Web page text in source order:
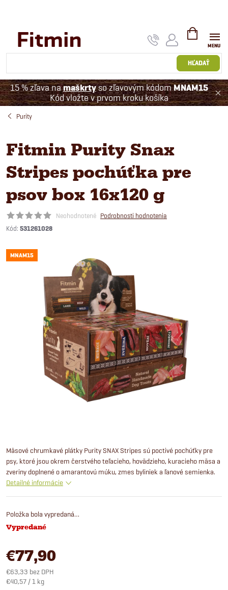
HĽADAŤ
NÁKUPNÝ
KOŠÍK
15 % zľava namaškrtyso zľavovým kódomMNAM15
Kód vložte v prvom kroku košíka
Purity
Fitmin Purity Snax
Stripes pochúťka pre
psov box 16x120 g
Neohodnotené Podrobnosti hodnotenia
Kód: 531261028
MNAM15
Mäsové chrumkavé plátky Purity SNAX Stripes sú poctivé pochúťky pre
psy, ktoré jsou okrem čerstvého teľacieho, hovädzieho, kuracieho mäsa a
zveriny doplnené o amarantovú múku, zmes byliniek a ľanové semienka.
Detailné informácie
Položka bola vypredaná…
Vypredané
€77,90
€63,33 bez DPH
Jednotková
€40,57 / 1 kg